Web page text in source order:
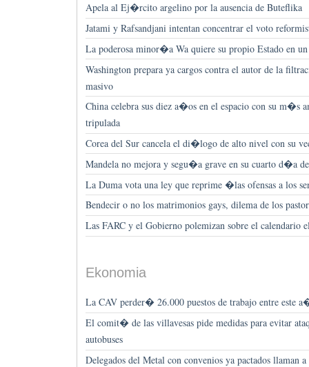
Apela al Ej�rcito argelino por la ausencia de Buteflika
Jatami y Rafsandjani intentan concentrar el voto
La poderosa minor�a Wa quiere su propio Estado en
Washington prepara ya cargos contra el autor de la
masivo
China celebra sus diez a�os en el espacio con su m�s
tripulada
Corea del Sur cancela el di�logo de alto nivel con su
Mandela no mejora y segu�a grave en su cuarto d�a
La Duma vota una ley que reprime �las ofensas a los
Bendecir o no los matrimonios gays, dilema de los
Las FARC y el Gobierno polemizan sobre el calendario
Ekonomia
La CAV perder� 26.000 puestos de trabajo entre este
El comit� de las villavesas pide medidas para evitar
autobuses
Delegados del Metal con convenios ya pactados llaman